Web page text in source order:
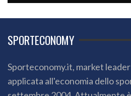
SPORTECONOMY
Sporteconomy.it, market
applicata all'economia dello